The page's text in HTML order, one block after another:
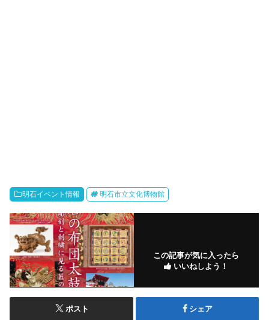
明石イベント情報 明石市立文化博物館
この記事が気に入ったら
いいねしよう！
ポスト シェア